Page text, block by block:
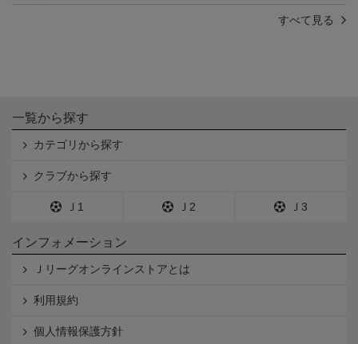
すべて見る
一覧から探す
カテゴリから探す
クラブから探す
Ｊ1 Ｊ2 Ｊ3
インフォメーション
Ｊリーグオンラインストアとは
利用規約
個人情報保護方針